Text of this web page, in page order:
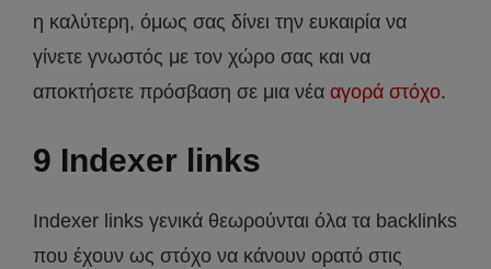
η καλύτερη, όμως σας δίνει την ευκαιρία να
γίνετε γνωστός με τον χώρο σας και να
αποκτήσετε πρόσβαση σε μια νέα αγορά στόχο.
9 Indexer links
Indexer links γενικά θεωρούνται όλα τα backlinks
που έχουν ως στόχο να κάνουν ορατό στις